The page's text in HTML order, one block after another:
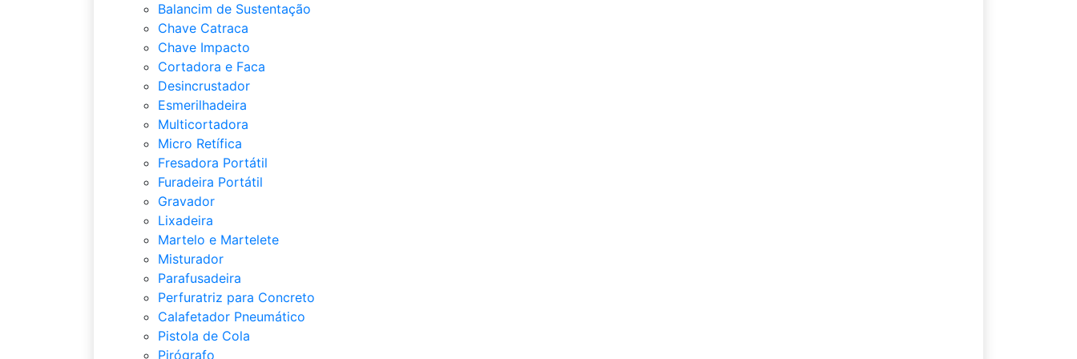
Balancim de Sustentação
Chave Catraca
Chave Impacto
Cortadora e Faca
Desincrustador
Esmerilhadeira
Multicortadora
Micro Retífica
Fresadora Portátil
Furadeira Portátil
Gravador
Lixadeira
Martelo e Martelete
Misturador
Parafusadeira
Perfuratriz para Concreto
Calafetador Pneumático
Pistola de Cola
Pirógrafo